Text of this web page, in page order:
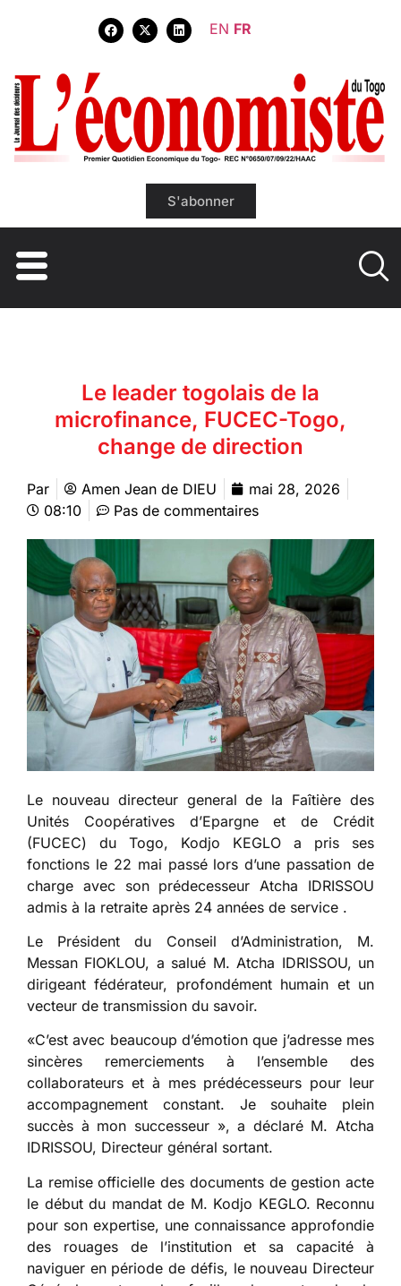
EN FR
S'abonner
Le leader togolais de la
microfinance, FUCEC-Togo,
change de direction
Par Amen Jean de DIEU
mai 28, 2026
08:10
Pas de commentaires
Le nouveau directeur general de la Faîtière des
Unités Coopératives d’Epargne et de Crédit
(FUCEC) du Togo, Kodjo KEGLO a pris ses
fonctions le 22 mai passé lors d’une passation de
charge avec son prédecesseur Atcha IDRISSOU
admis à la retraite après 24 années de service .
Le Président du Conseil d’Administration, M.
Messan FIOKLOU, a salué M. Atcha IDRISSOU, un
dirigeant fédérateur, profondément humain et un
vecteur de transmission du savoir.
«C’est avec beaucoup d’émotion que j’adresse mes
sincères remerciements à l’ensemble des
collaborateurs et à mes prédécesseurs pour leur
accompagnement constant. Je souhaite plein
succès à mon successeur », a déclaré M. Atcha
IDRISSOU, Directeur général sortant.
La remise officielle des documents de gestion acte
le début du mandat de M. Kodjo KEGLO. Reconnu
pour son expertise, une connaissance approfondie
des rouages de l’institution et sa capacité à
naviguer en période de défis, le nouveau Directeur